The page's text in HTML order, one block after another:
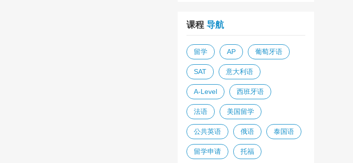
课程 导航
留学 AP 葡萄牙语
SAT 意大利语
A-Level 西班牙语
法语 美国留学
公共英语 俄语 泰国语
留学申请 托福